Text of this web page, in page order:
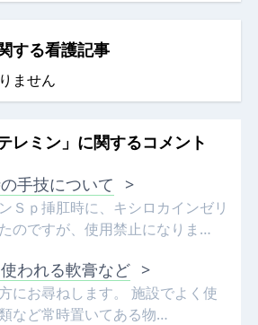
する看護記事
ません
レミン」に関するコメント
手技について >
Ｓｐ挿肛時に、キシロカインゼリ
のですが、使用禁止になりま…
われる軟膏など >
にお尋ねします。 施設でよく使
など常時置いてある物…